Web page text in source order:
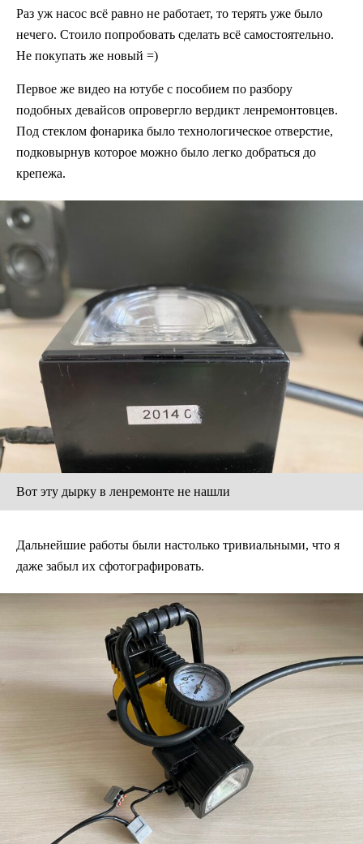
Раз уж насос всё равно не работает, то терять уже было
нечего. Стоило попробовать сделать всё самостоятельно.
Не покупать же новый =)
Первое же видео на ютубе с пособием по разбору
подобных девайсов опровергло вердикт ленремонтовцев.
Под стеклом фонарика было технологическое отверстие,
подковырнув которое можно было легко добраться до
крепежа.
Вот эту дырку в ленремонте не нашли
Дальнейшие работы были настолько тривиальными, что я
даже забыл их сфотографировать.